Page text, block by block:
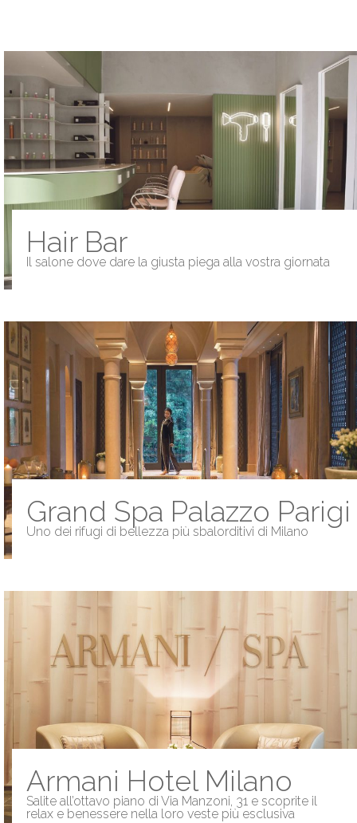
Hair Bar
Il salone dove dare la giusta piega alla vostra giornata
Grand Spa Palazzo Parigi
Uno dei rifugi di bellezza più sbalorditivi di Milano
Armani Hotel Milano
Salite all’ottavo piano di Via Manzoni, 31 e scoprite il
relax e benessere nella loro veste più esclusiva